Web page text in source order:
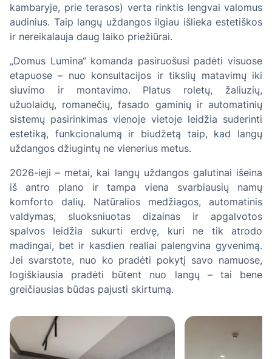
kambaryje, prie terasos) verta rinktis lengvai valomus
audinius. Taip langų uždangos ilgiau išlieka estetiškos
ir nereikalauja daug laiko priežiūrai.
„Domus Lumina“ komanda pasiruošusi padėti visuose
etapuose – nuo konsultacijos ir tikslių matavimų iki
siuvimo ir montavimo. Platus roletų, žaliuzių,
užuolaidų, romanečių, fasado gaminių ir automatinių
sistemų pasirinkimas vienoje vietoje leidžia suderinti
estetiką, funkcionalumą ir biudžetą taip, kad langų
uždangos džiugintų ne vienerius metus.
2026-ieji – metai, kai langų uždangos galutinai išeina
iš antro plano ir tampa viena svarbiausių namų
komforto dalių. Natūralios medžiagos, automatinis
valdymas, sluoksniuotas dizainas ir apgalvotos
spalvos leidžia sukurti erdvę, kuri ne tik atrodo
madingai, bet ir kasdien realiai palengvina gyvenimą.
Jei svarstote, nuo ko pradėti pokytį savo namuose,
logiškiausia pradėti būtent nuo langų – tai bene
greičiausias būdas pajusti skirtumą.